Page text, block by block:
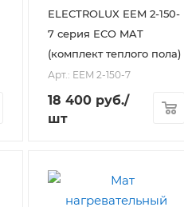
ELECTROLUX EEM 2-150-
7 серия ECO MAT
(комплект теплого пола)
Арт.: EEM 2-150-7
18 400 руб./
шт